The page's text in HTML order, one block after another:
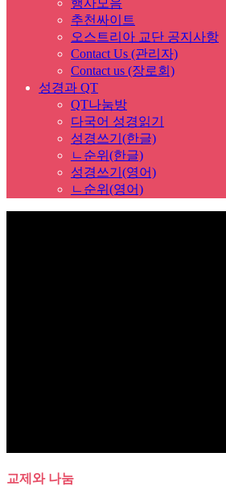
행사모음
추천싸이트
오스트리아 교단 공지사항
Contact Us (관리자)
Contact us (장로회)
성경과 QT
QT나눔방
다국어 성경읽기
성경쓰기(한글)
ㄴ순위(한글)
성경쓰기(영어)
ㄴ순위(영어)
교제와 나눔